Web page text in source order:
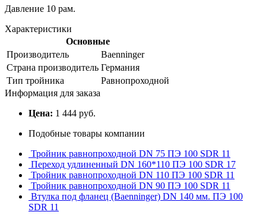
Давление 10 рам.
Характеристики
Основные
Производитель
Baenninger
Страна производитель Германия
Тип тройника
Равнопроходной
Информация для заказа
Цена: 1 444 руб.
Подобные товары компании
Тройник равнопроходной DN 75 ПЭ 100 SDR 11
Переход удлиненный DN 160*110 ПЭ 100 SDR 17
Тройник равнопроходной DN 110 ПЭ 100 SDR 11
Тройник равнопроходной DN 90 ПЭ 100 SDR 11
Втулка под фланец (Baenninger) DN 140 мм. ПЭ 100
SDR 11